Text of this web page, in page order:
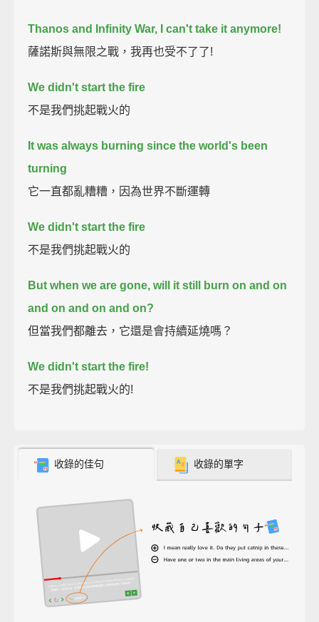
Thanos and Infinity War, I can't take it anymore!
薩諾斯與無限之戰，我再也受不了了!
We didn't start the fire
不是我們挑起戰火的
It was always burning since the world's been
turning
它一直都亂糟糟，因為世界不斷運轉
We didn't start the fire
不是我們挑起戰火的
But when we are gone, will it still burn on and on
and on and on and on?
但當我們都離去，它還是會持續延燒嗎？
We didn't start the fire!
不是我們挑起戰火的!
收錄的佳句 收錄的單字